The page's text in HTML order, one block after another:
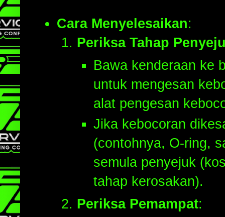
Cara Menyelesaikan:
Periksa Tahap
Bawa kenderaan ke
untuk mengesan
alat pengesan
Jika kebocoran
(contohnya, O-ring,
semula penyejuk
tahap kerosakan).
Periksa Pemampat: